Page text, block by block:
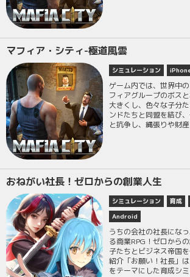
マフィア・シティ-極道風雲
シミュレーション
ゲーム内では、世界中
フィアグループのボス
大きくし、色々な子分
ンドたちと同盟を結び
と抗争し、縄張りや財
おねがい社長！ゼロからの創業人生
シミュレーション 育成
Android
うちの会社の社長にな
る商業RPG！ゼロから
子たちとビジネス帝国
紹介「お願い！社長」
をテーマにした育成シ